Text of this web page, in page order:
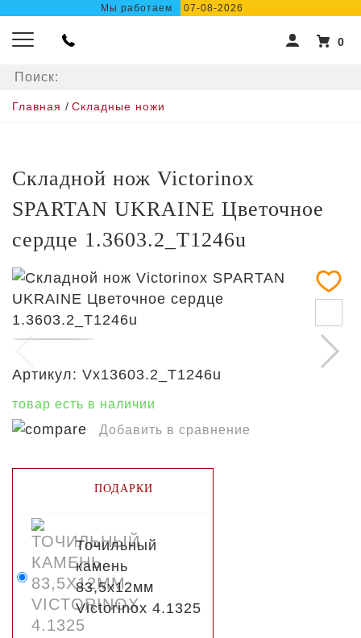
Мы работаем 07-08-2026
0
Главная / Складные ножи
Складной нож Victorinox
SPARTAN UKRAINE Цветочное
сердце 1.3603.2_T1246u
Артикул: Vx13603.2_T1246u
товар есть в наличии
Добавить в сравнение
ПОДАРКИ
Точильный
камень
83,5х12мм
Victorinox 4.1325